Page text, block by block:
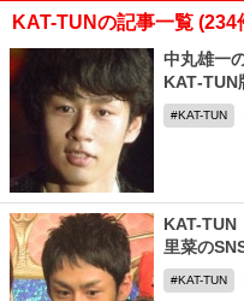
KAT-TUNの記事一覧 (234
中丸雄一
KAT-TUN
KAT-TUN
里菜の
KAT-TUN